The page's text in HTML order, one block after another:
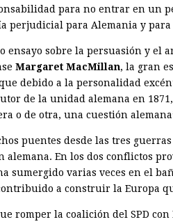
para no entrar en un
perjudicial para Alemania y para
ensayo sobre la persuasión y el
Margaret MacMillan, la gran
debido a la perso­nalidad
de la unidad ale­mana en
o de otra, una cuestión
puentes desde las tres
alemana. En los dos conflictos
sumergido varias veces en el
a construir la Europa
romper la coalición del SPD con